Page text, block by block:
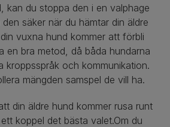
kan du stoppa den i en valphage
säker när du hämtar din äldre
vuxna hund kommer att förbli
en bra metod, då båda hundarna
kroppsspråk och kommunikation.
mängden samspel de vill ha.
din äldre hund kommer rusa runt
koppel det bästa valet.Om du